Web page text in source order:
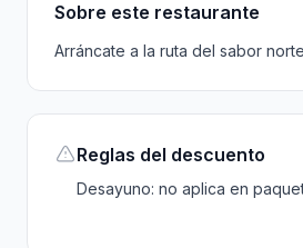
Sobre este restaurante
Arráncate a la ruta del sabor
Reglas del descuento
Desayuno: no aplica en